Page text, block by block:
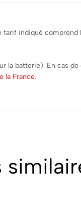
indiqué comprend
la batterie). En cas de
la France.